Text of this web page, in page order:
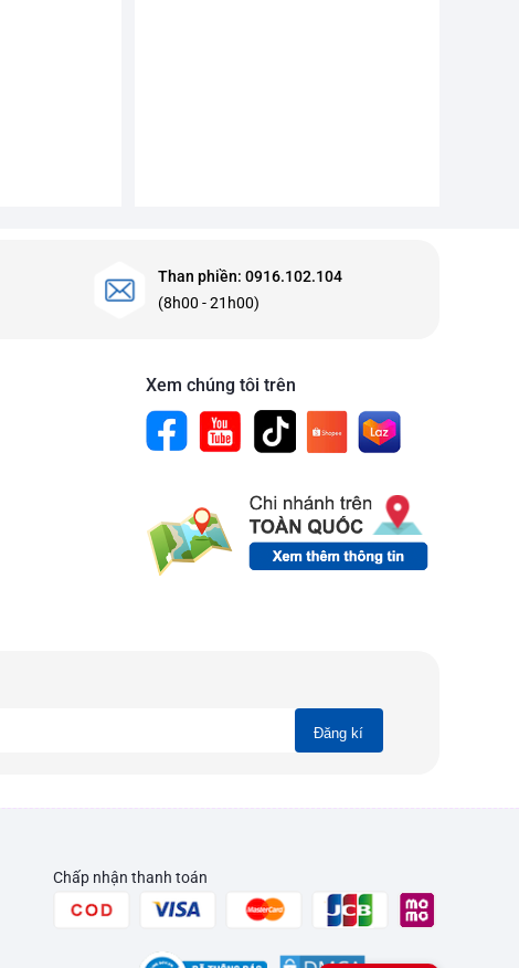
Than phiền: 0916.102.104
(8h00 - 21h00)
Xem chúng tôi trên
Đăng kí
Chấp nhận thanh toán